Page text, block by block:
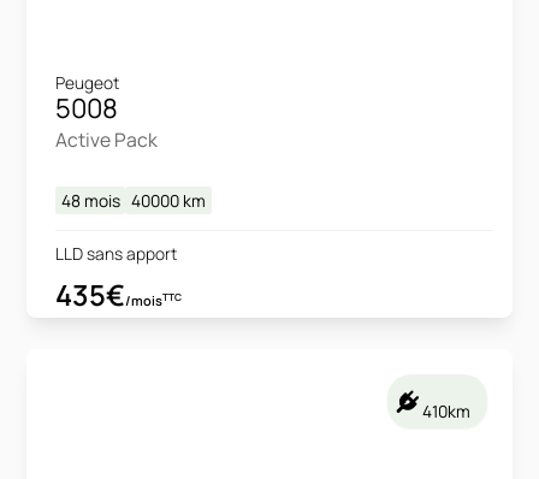
Peugeot
5008
Active Pack
48 mois 40000 km
LLD sans apport
435€/moisTTC
410km